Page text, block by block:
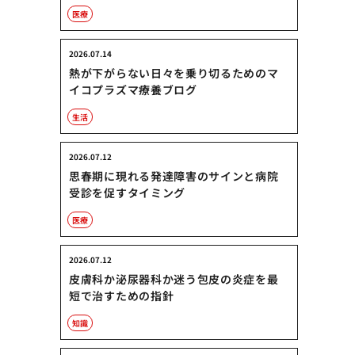
医療
熱が下がらない日々を乗り切るためのマ
イコプラズマ療養ブログ
2026.07.14
生活
思春期に現れる発達障害のサインと病院
受診を促すタイミング
2026.07.12
医療
皮膚科か泌尿器科か迷う包皮の炎症を最
短で治すための指針
2026.07.12
知識